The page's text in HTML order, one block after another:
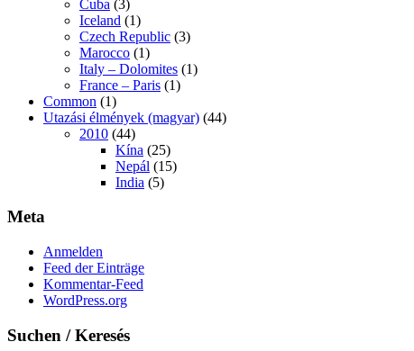
Cuba (3)
Iceland (1)
Czech Republic (3)
Marocco (1)
Italy – Dolomites (1)
France – Paris (1)
Common (1)
Utazási élmények (magyar) (44)
2010 (44)
Kína (25)
Nepál (15)
India (5)
Meta
Anmelden
Feed der Einträge
Kommentar-Feed
WordPress.org
Suchen / Keresés